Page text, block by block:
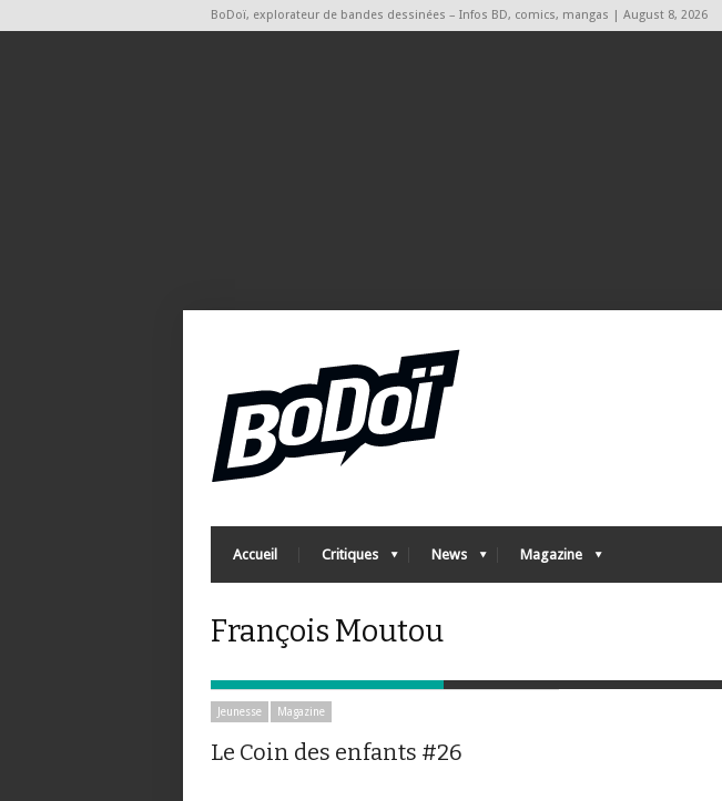
BoDoï, explorateur de bandes dessinées – Infos BD, comics, mangas | August 8, 2026
Accueil Critiques News Magazine
François Moutou
Jeunesse Magazine
Le Coin des enfants #26